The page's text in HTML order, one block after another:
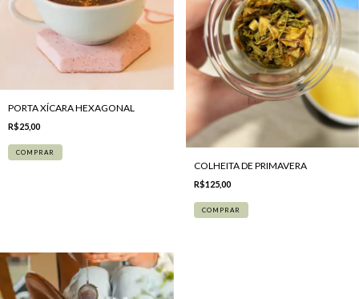
PORTA XÍCARA HEXAGONAL
R$25,00
COMPRAR
COLHEITA DE PRIMAVERA
R$125,00